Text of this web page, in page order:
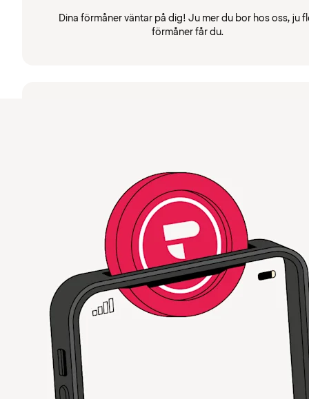
Dina förmåner väntar på dig! Ju mer du bor hos oss, ju
förmåner får du.